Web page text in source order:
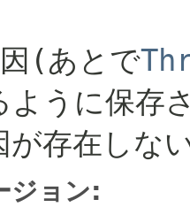
(あとで
ように保存
が存在しな
ジョン: